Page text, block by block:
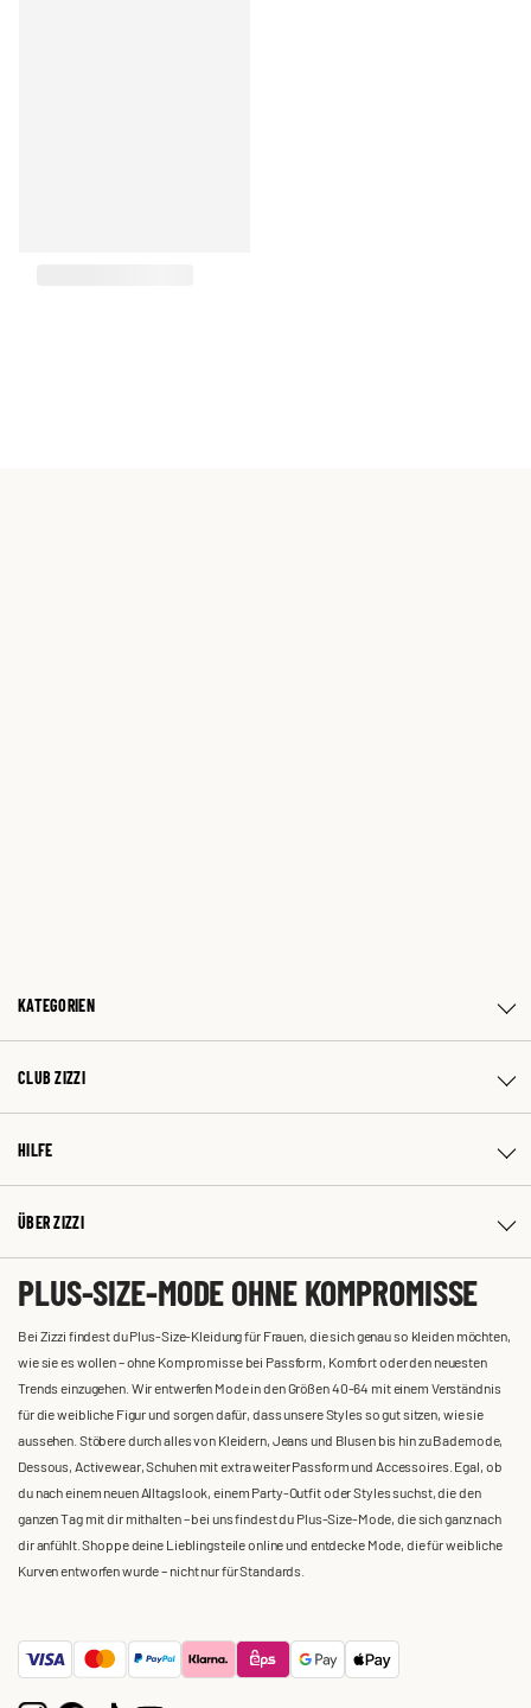
KATEGORIEN
CLUB ZIZZI
HILFE
ÜBER ZIZZI
PLUS-SIZE-MODE OHNE KOMPROMISSE
Bei Zizzi findest du Plus-Size-Kleidung für Frauen, die sich genau so kleiden möchten,
wie sie es wollen – ohne Kompromisse bei Passform, Komfort oder den neuesten
Trends einzugehen. Wir entwerfen Mode in den Größen 40-64 mit einem Verständnis
für die weibliche Figur und sorgen dafür, dass unsere Styles so gut sitzen, wie sie
aussehen. Stöbere durch alles von Kleidern, Jeans und Blusen bis hin zu Bademode,
Dessous, Activewear, Schuhen mit extra weiter Passform und Accessoires. Egal, ob
du nach einem neuen Alltagslook, einem Party-Outfit oder Styles suchst, die den
ganzen Tag mit dir mithalten – bei uns findest du Plus-Size-Mode, die sich ganz nach
dir anfühlt. Shoppe deine Lieblingsteile online und entdecke Mode, die für weibliche
Kurven entworfen wurde – nicht nur für Standards.